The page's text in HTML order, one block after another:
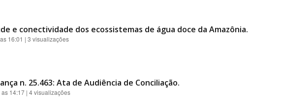
e conectividade dos ecossistemas de água doce da Amazônia.
16:01 | 3 visualizações
n. 25.463: Ata de Audiência de Conciliação.
as 14:17 | 4 visualizações